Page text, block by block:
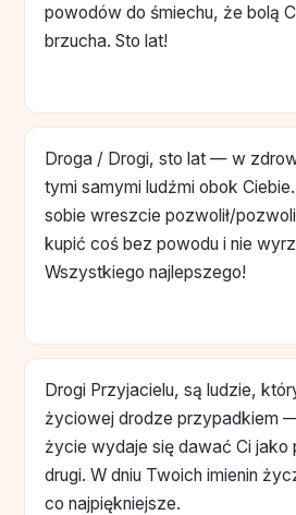
powodów do śmiechu, że bolą
brzucha. Sto lat!
Droga / Drogi, sto lat — w
tymi samymi ludźmi obok
sobie wreszcie pozwolił/
kupić coś bez powodu i nie
Wszystkiego najlepszego!
Drogi Przyjacielu, są ludzie,
życiowej drodze przypadkiem
życie wydaje się dawać Ci jako
drugi. W dniu Twoich imienin
co najpiękniejsze.